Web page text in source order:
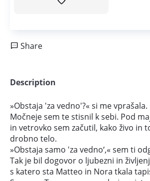
Share
Description
»Obstaja 'za vedno'?« si me vprašala.
Močneje sem te stisnil k sebi. Pod
in vetrovko sem začutil, kako živo in
drobno telo.
»Obstaja samo 'za vedno‘,« sem ti
Tak je bil dogovor o ljubezni in
s katero sta Matteo in Nora tkala